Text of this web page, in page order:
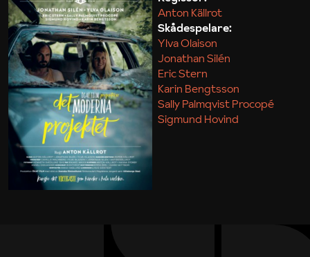
Maja Kekonius
Anton Källrot
Skådespelare:
Ylva Olaison
Jonathan Silén
Eric Stern
Karin Bengtsson
Sally Palmqvist Procopé
Sigmund Hovind